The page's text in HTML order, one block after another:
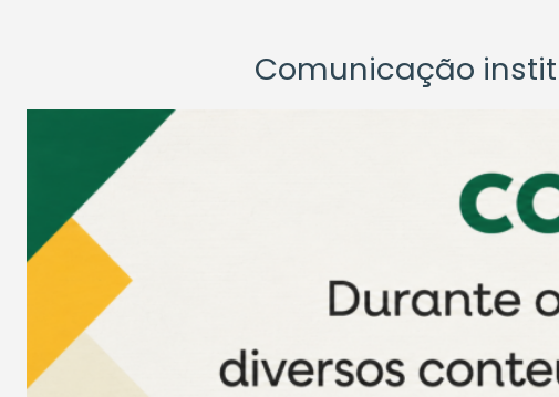
Comunicação